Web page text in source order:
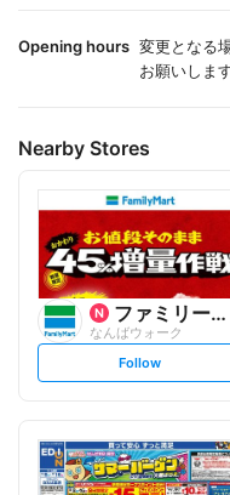
Opening hours 変更となる
お願いします
Nearby Stores
ファミリーマート
なんばウォーク
s
l
o
w
Follow